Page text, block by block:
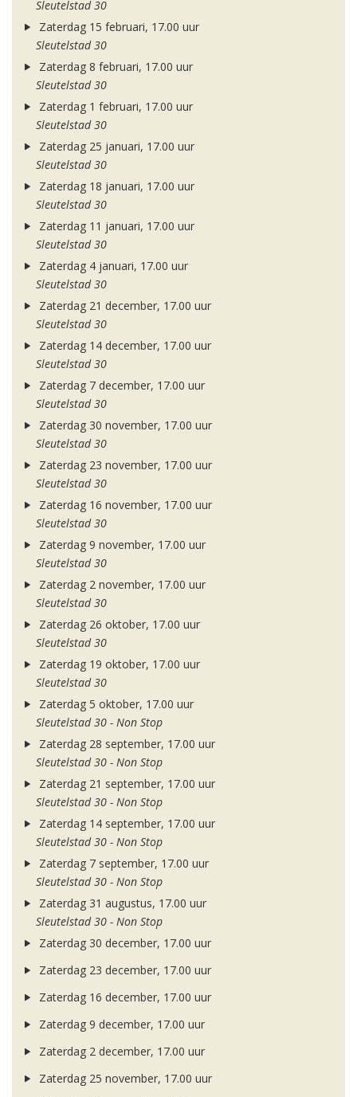
Sleutelstad 30
Zaterdag 15 februari, 17.00 uur
Sleutelstad 30
Zaterdag 8 februari, 17.00 uur
Sleutelstad 30
Zaterdag 1 februari, 17.00 uur
Sleutelstad 30
Zaterdag 25 januari, 17.00 uur
Sleutelstad 30
Zaterdag 18 januari, 17.00 uur
Sleutelstad 30
Zaterdag 11 januari, 17.00 uur
Sleutelstad 30
Zaterdag 4 januari, 17.00 uur
Sleutelstad 30
Zaterdag 21 december, 17.00 uur
Sleutelstad 30
Zaterdag 14 december, 17.00 uur
Sleutelstad 30
Zaterdag 7 december, 17.00 uur
Sleutelstad 30
Zaterdag 30 november, 17.00 uur
Sleutelstad 30
Zaterdag 23 november, 17.00 uur
Sleutelstad 30
Zaterdag 16 november, 17.00 uur
Sleutelstad 30
Zaterdag 9 november, 17.00 uur
Sleutelstad 30
Zaterdag 2 november, 17.00 uur
Sleutelstad 30
Zaterdag 26 oktober, 17.00 uur
Sleutelstad 30
Zaterdag 19 oktober, 17.00 uur
Sleutelstad 30
Zaterdag 5 oktober, 17.00 uur
Sleutelstad 30 - Non Stop
Zaterdag 28 september, 17.00 uur
Sleutelstad 30 - Non Stop
Zaterdag 21 september, 17.00 uur
Sleutelstad 30 - Non Stop
Zaterdag 14 september, 17.00 uur
Sleutelstad 30 - Non Stop
Zaterdag 7 september, 17.00 uur
Sleutelstad 30 - Non Stop
Zaterdag 31 augustus, 17.00 uur
Sleutelstad 30 - Non Stop
Zaterdag 30 december, 17.00 uur
Zaterdag 23 december, 17.00 uur
Zaterdag 16 december, 17.00 uur
Zaterdag 9 december, 17.00 uur
Zaterdag 2 december, 17.00 uur
Zaterdag 25 november, 17.00 uur